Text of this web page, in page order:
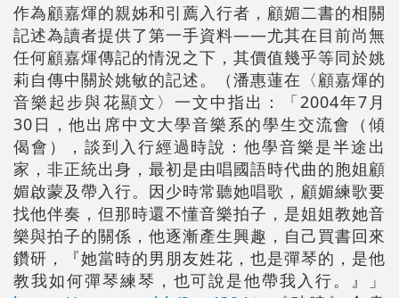
作為顧嘉煇的親姊和引薦入行者，顧媚二書的相關
記述為讀者提供了第一手資料――尤其在目前尚無
任何顧嘉煇傳記的情況之下，其價值幾乎等同於姚
莉自傳中關於姚敏的記述。（潘惠蓮在〈顧嘉煇的
音樂起步與花顯文〉一文中指出：「2004年7月
30日，他出席中文大學音樂系的學生交流會（傾
偈會），談到入行經過時說：他學音樂是半途出
家，非正統出身，最初是由唱國語時代曲的胞姐顧
媚啟蒙及帶入行。因少時常聽她唱歌，顧媚練歌要
找他伴奏，但那時還不懂音樂拍子，是姐姐教她音
樂與拍子的關係，他逐漸產生興趣，自己買書回來
鑽研，『她當時的男朋友姓花，也是彈琴的，是他
教我如何彈琴練琴，也可說是他帶我入行。』」